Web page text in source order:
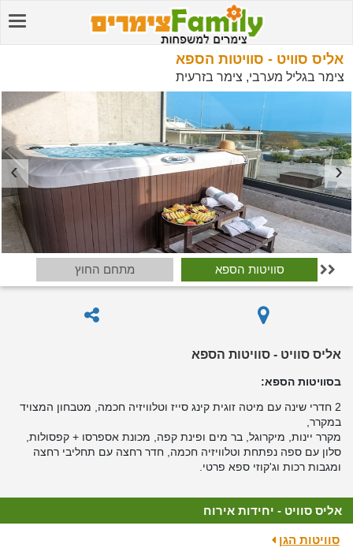
אליס סוויט - סוויטות הספא
צימר בגליל מערבי, צימר בזרעית
סוויטות הספא מתחם החוץ 
אליס סוויט - סוויטות הספא
בסוויטות הספא:
2 חדרי שינה עם מיטה זוגית קינג סייז וטלוויזיה חכמה, מטבחון המצויד
במקרר,
מקרר יינות, מיקרוגל, בר מים ופינת קפה, מכונת אספרסו + קפסולות,
סלון עם ספה נפתחת וטלוויזיה חכמה, חדר רחצה עם תחליבי רחצה
ומגבות רכות וג'קוזי ספא פרטי.
אליס סוויט - יחידות אירוח
סוויטות הגן